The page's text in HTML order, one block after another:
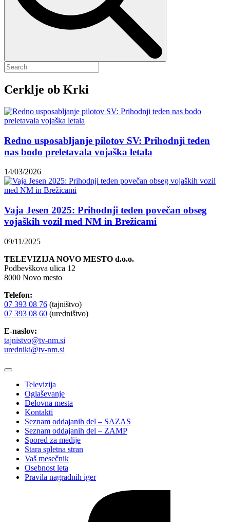
Cerklje ob Krki
Redno usposabljanje pilotov SV: Prihodnji teden
nas bodo preletavala vojaška letala
14/03/2026
Vaja Jesen 2025: Prihodnji teden povečan obseg
vojaških vozil med NM in Brežicami
09/11/2025
TELEVIZIJA NOVO MESTO d.o.o.
Podbevškova ulica 12
8000 Novo mesto
Telefon:
07 393 08 76 (tajništvo)
07 393 08 60 (uredništvo)
E-naslov:
tajnistvo@tv-nm.si
uredniki@tv-nm.si
Televizija
Oglaševanje
Delovna mesta
Kontakti
Seznam oddajanih del – SAZAS
Seznam oddajanih del – ZAMP
Spored za medije
Stara spletna stran
Vaš mesečnik
Osebnost leta
Pravila nagradnih iger